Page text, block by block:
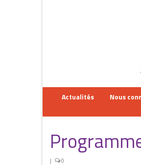
Actualités Nous
| 0